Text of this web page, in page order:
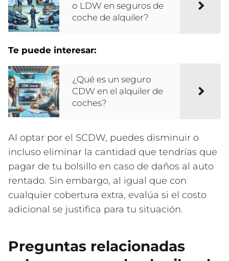
o LDW en seguros de
coche de alquiler?
Te puede interesar:
¿Qué es un seguro
CDW en el alquiler de
coches?
Al optar por el SCDW, puedes disminuir o
incluso eliminar la cantidad que tendrías que
pagar de tu bolsillo en caso de daños al auto
rentado. Sin embargo, al igual que con
cualquier cobertura extra, evalúa si el costo
adicional se justifica para tu situación.
Preguntas relacionadas